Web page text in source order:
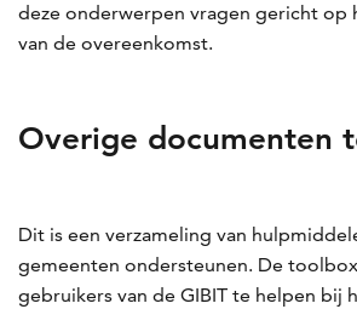
deze onderwerpen vragen gericht op
van de overeenkomst.
Overige documenten
Dit is een verzameling van
gemeenten ondersteunen. De
gebruikers van de GIBIT te helpen bij